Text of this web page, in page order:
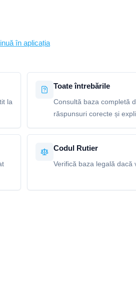
în aplicația
la
Toate întrebările
Consultă baza completă
răspunsuri corecte și
Codul Rutier
Verifică baza legală dacă